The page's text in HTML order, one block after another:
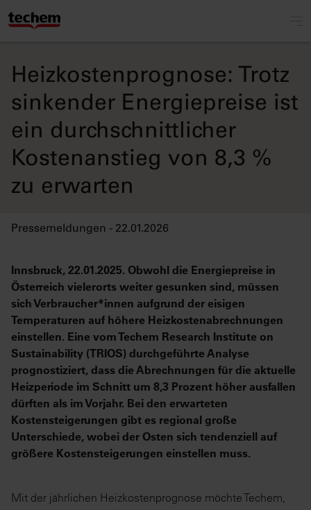
Heizkostenprognose: Trotz
sinkender Energiepreise ist
ein durchschnittlicher
Kostenanstieg von 8,3 %
zu erwarten
Pressemeldungen - 22.01.2026
Innsbruck, 22.01.2025. Obwohl die Energiepreise in
Österreich vielerorts weiter gesunken sind, müssen
sich Verbraucher*innen aufgrund der eisigen
Temperaturen auf höhere Heizkostenabrechnungen
einstellen. Eine vom Techem Research Institute on
Sustainability (TRIOS) durchgeführte Analyse
prognostiziert, dass die Abrechnungen für die aktuelle
Heizperiode im Schnitt um 8,3 Prozent höher ausfallen
dürften als im Vorjahr. Bei den erwarteten
Kostensteigerungen gibt es regional große
Unterschiede, wobei der Osten sich tendenziell auf
größere Kostensteigerungen einstellen muss.
Mit der jährlichen Heizkostenprognose möchte Techem,